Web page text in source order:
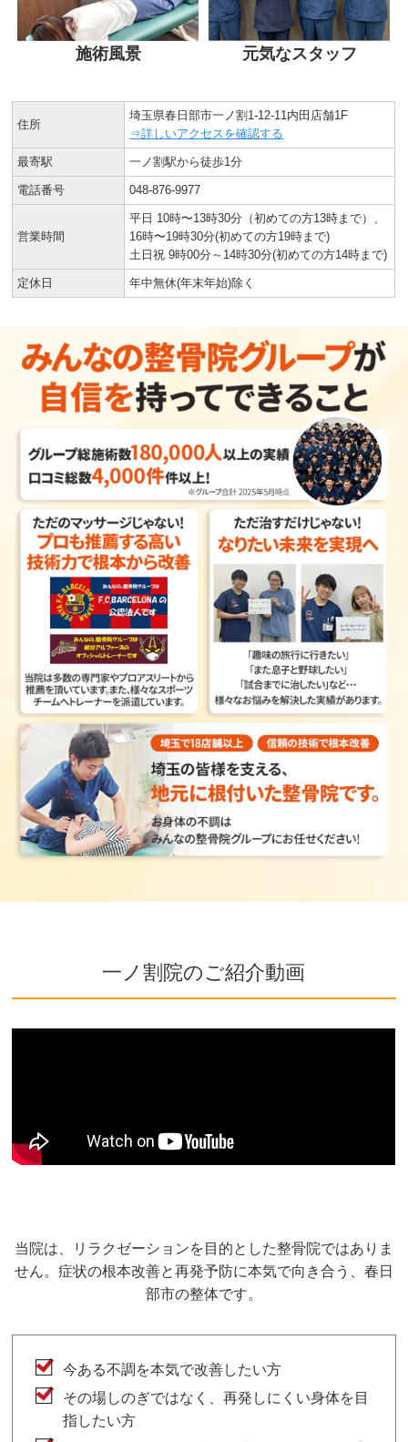
施術風景 元気なスタッフ
住所
埼玉県春日部市一ノ割1-12-11内田店舗1F
⇒詳しいアクセスを確認する
最寄駅 一ノ割駅から徒歩1分
電話番号 048-876-9977
営業時間
平日 10時〜13時30分（初めての方13時まで）、
16時〜19時30分(初めての方19時まで)
土日祝 9時00分～14時30分(初めての方14時まで)
定休日 年中無休(年末年始)除く
一ノ割院のご紹介動画
当院は、リラクゼーションを目的とした整骨院ではありま
せん。症状の根本改善と再発予防に本気で向き合う、春日
部市の整体です。
今ある不調を本気で改善したい方
その場しのぎではなく、再発しにくい身体を目
指したい方